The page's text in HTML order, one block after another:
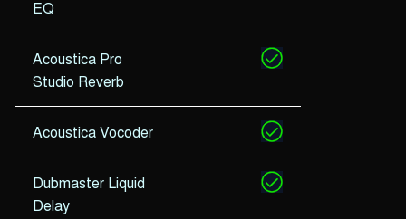
EQ
Acoustica Pro
Studio Reverb
Acoustica Vocoder
Dubmaster Liquid
Delay